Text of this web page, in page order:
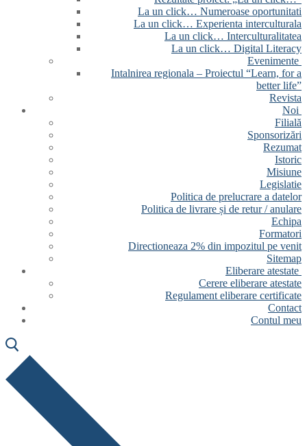
La un click… Numeroase oportunitati
La un click… Experienta interculturala
La un click… Interculturalitatea
La un click… Digital Literacy
Evenimente
Intalnirea regionala – Proiectul “Learn, for a
better life”
Revista
Noi
Filială
Sponsorizări
Rezumat
Istoric
Misiune
Legislatie
Politica de prelucrare a datelor
Politica de livrare și de retur / anulare
Echipa
Formatori
Directioneaza 2% din impozitul pe venit
Sitemap
Eliberare atestate
Cerere eliberare atestate
Regulament eliberare certificate
Contact
Contul meu